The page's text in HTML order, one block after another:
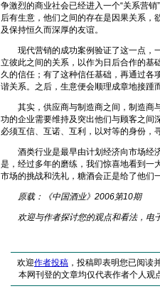
争激烈的商业社会已经进入一个“关系营
后有生意，他们之间的存在是因果关系，
及保持恒久而深厚的友谊。
现代营销的成功案例验证了这一点，
立彼此之间的关系，以作为日后合作的基
久的信任；有了这种信任基础，再通过各
谐关系。之后，生意便会顺理成章地接
其实，供应商与制造商之间，制造商
功的企业需要维持及突出他们与顾客之间
必须互信、互诺、互利，以对等的身份
酒类行业是最早由计划经济向市场经
是，经过多年的磨练，我们惊喜地看到一
市场的挑战和洗礼，糖酒会正是给了他
原载：《中国酒业》2006第10期
欢迎与作者探讨您的观点和看法，电
欢迎作者投稿 ，投稿即表明您已阅读
本网刊登的文章均仅代表作者个人观